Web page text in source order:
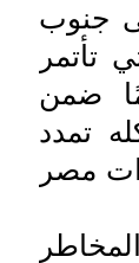
جنوب
تأتمر
ضمن
تمدد
مصر